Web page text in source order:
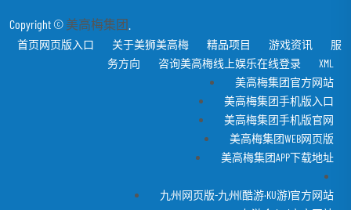
Copyright © 美高梅集团
首页网页版入口 关于美狮美高梅 精品项目 游戏资讯
服
务方向
咨询美高梅线上娱乐在线登录
XML
美高梅集团官方网站
美高梅集团手机版入口
美高梅集团手机版官网
美高梅集团WEB网页版
美高梅集团APP下载地址
九州网页版-九州(酷游·KU游)官方网站